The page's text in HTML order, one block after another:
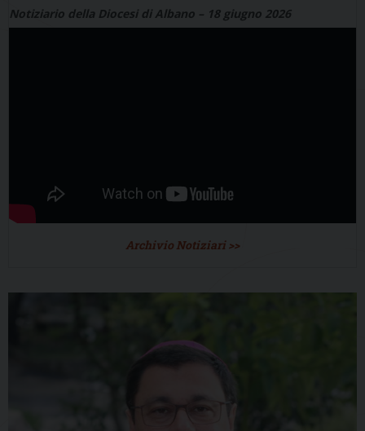
Notiziario della Diocesi di Albano – 18 giugno 2026
Archivio Notiziari >>